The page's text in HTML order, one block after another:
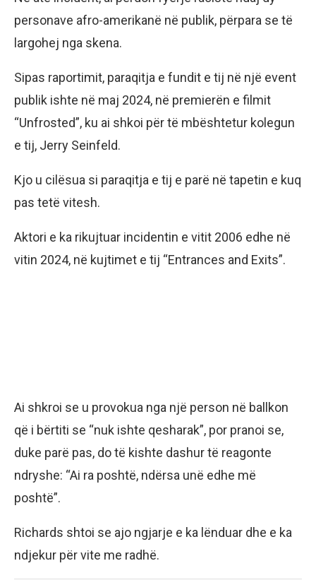
personave afro-amerikanë në publik, përpara se të
largohej nga skena.
Sipas raportimit, paraqitja e fundit e tij në një event
publik ishte në maj 2024, në premierën e filmit
“Unfrosted”, ku ai shkoi për të mbështetur kolegun
e tij, Jerry Seinfeld.
Kjo u cilësua si paraqitja e tij e parë në tapetin e kuq
pas tetë vitesh.
Aktori e ka rikujtuar incidentin e vitit 2006 edhe në
vitin 2024, në kujtimet e tij “Entrances and Exits”.
Ai shkroi se u provokua nga një person në ballkon
që i bërtiti se “nuk ishte qesharak”, por pranoi se,
duke parë pas, do të kishte dashur të reagonte
ndryshe: “Ai ra poshtë, ndërsa unë edhe më
poshtë”.
Richards shtoi se ajo ngjarje e ka lënduar dhe e ka
ndjekur për vite me radhë.